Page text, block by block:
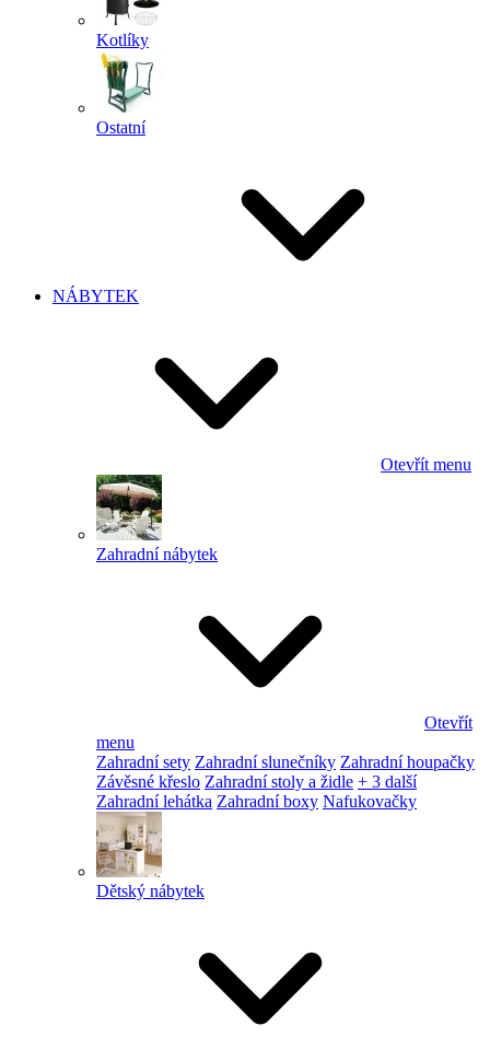
Kotlíky
Ostatní
NÁBYTEK
Otevřít menu
Zahradní nábytek
Otevřít
menu
Zahradní sety Zahradní slunečníky Zahradní houpačky
Závěsné křeslo Zahradní stoly a židle + 3 další
Zahradní lehátka Zahradní boxy Nafukovačky
Dětský nábytek